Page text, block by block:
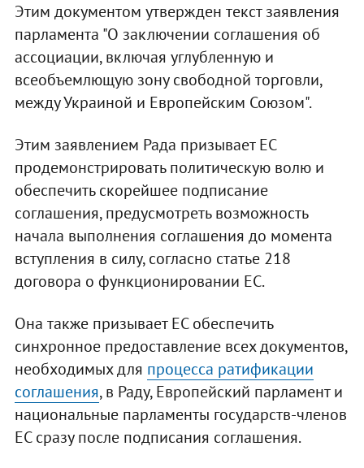
Этим документом утвержден текст заявления
парламента "О заключении соглашения об
ассоциации, включая углубленную и
всеобъемлющую зону свободной торговли,
между Украиной и Европейским Союзом".
Этим заявлением Рада призывает ЕС
продемонстрировать политическую волю и
обеспечить скорейшее подписание
соглашения, предусмотреть возможность
начала выполнения соглашения до момента
вступления в силу, согласно статье 218
договора о функционировании ЕС.
Она также призывает ЕС обеспечить
синхронное предоставление всех документов,
необходимых для процесса ратификации
соглашения, в Раду, Европейский парламент и
национальные парламенты государств-членов
ЕС сразу после подписания соглашения.